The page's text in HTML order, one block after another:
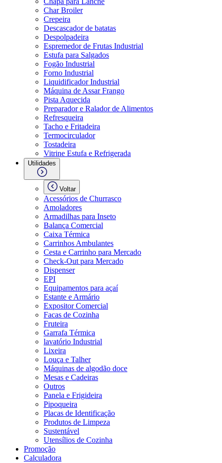
Char Broiler
Crepeira
Descascador de batatas
Despolpadeira
Espremedor de Frutas Industrial
Estufa para Salgados
Fogão Industrial
Forno Industrial
Liquidificador Industrial
Máquina de Assar Frango
Pista Aquecida
Preparador e Ralador de Alimentos
Refresqueira
Tacho e Fritadeira
Termocirculador
Tostadeira
Vitrine Estufa e Refrigerada
Utilidades
Voltar
Acessórios de Churrasco
Amoladores
Armadilhas para Inseto
Balança Comercial
Caixa Térmica
Carrinhos Ambulantes
Cesta e Carrinho para Mercado
Check-Out para Mercado
Dispenser
EPI
Equipamentos para açaí
Estante e Armário
Expositor Comercial
Facas de Cozinha
Fruteira
Garrafa Térmica
lavatório Industrial
Lixeira
Louça e Talher
Máquinas de algodão doce
Mesas e Cadeiras
Outros
Panela e Frigideira
Pipoqueira
Placas de Identificação
Produtos de Limpeza
Sustentável
Utensílios de Cozinha
Promoção
Calculadora